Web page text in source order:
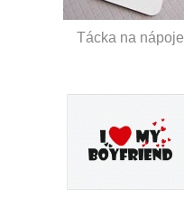
Tácka na nápoje